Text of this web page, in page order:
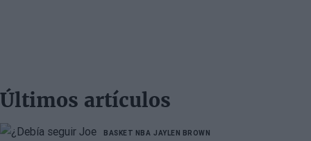
Últimos artículos
BASKET NBA JAYLEN BROWN